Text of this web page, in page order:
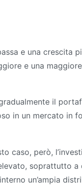
e una crescita
e una maggiore
il
in un mercato in
caso, però,
soprattutto a
un’ampia